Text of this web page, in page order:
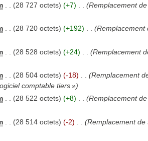
(28 727 octets) (+7)
(Remplacement
. . (28 720 octets) (+192) . . (Remplacement
(28 528 octets) (+24)
(Remplacement
(28 504 octets) (-18)
(Remplacement
comptable tiers »)
. . (28 522 octets) (+8) . . (Remplacement
(28 514 octets) (-2)
(Remplacement